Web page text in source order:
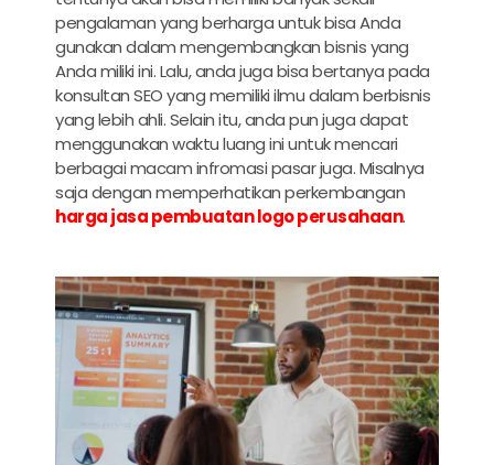
pengalaman yang berharga untuk bisa Anda
gunakan dalam mengembangkan bisnis yang
Anda miliki ini. Lalu, anda juga bisa bertanya pada
konsultan SEO yang memiliki ilmu dalam berbisnis
yang lebih ahli. Selain itu, anda pun juga dapat
menggunakan waktu luang ini untuk mencari
berbagai macam infromasi pasar juga. Misalnya
saja dengan memperhatikan perkembangan
harga jasa pembuatan logo perusahaan.